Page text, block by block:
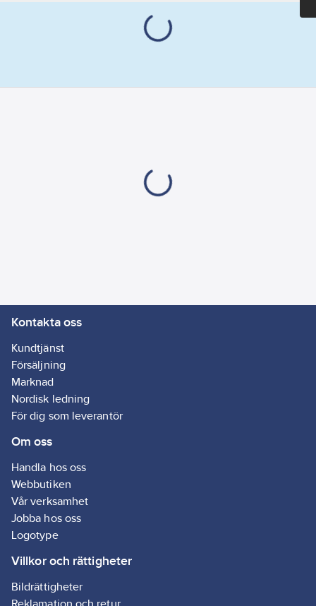
Kontakta oss
Kundtjänst
Försäljning
Marknad
Nordisk ledning
För dig som leverantör
Om oss
Handla hos oss
Webbutiken
Vår verksamhet
Jobba hos oss
Logotype
Villkor och rättigheter
Bildrättigheter